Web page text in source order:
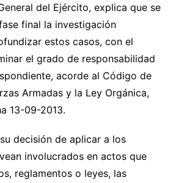
del Ejército, explica que se
final la investigación
estos casos, con el
el grado de responsabilidad
acorde al Código de
Armadas y la Ley Orgánica,
13-09-2013.
decisión de aplicar a los
involucrados en actos que
reglamentos o leyes, las